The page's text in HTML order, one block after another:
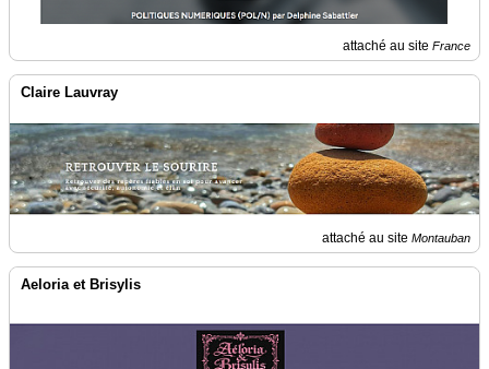
attaché au site France
Claire Lauvray
attaché au site Montauban
Aeloria et Brisylis